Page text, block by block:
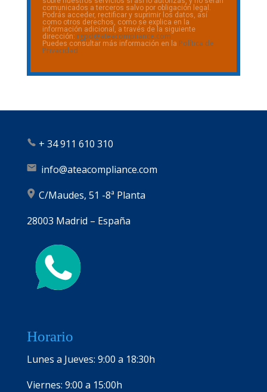
comunicados a terceros salvo por obligación legal.
Podrás acceder, rectificar y suprimir los datos, así
como otros derechos, como se explica en la
información adicional, a través de la siguiente
dirección: rgpd@ateacompliance.com
Puedes consultar más información en la Política de
Privacidad
+ 34 911 610 310
info@ateacompliance.com
C/Maudes, 51 -8ª Planta
28003 Madrid – España
Horario
Lunes a Jueves: 9:00 a 18:30h
Viernes: 9:00 a 15:00h